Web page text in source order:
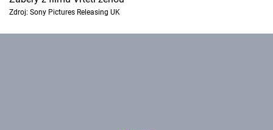
Zdroj: Sony Pictures Releasing UK